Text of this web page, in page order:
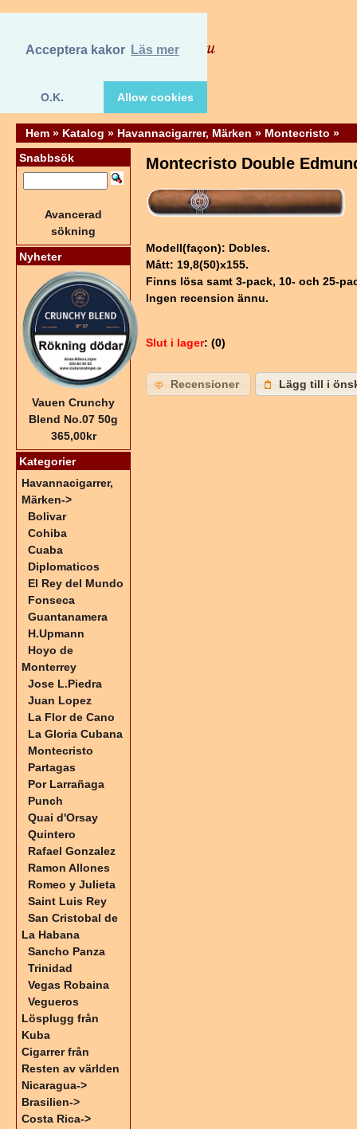
Acceptera kakor Läs mer
O.K. Allow cookies
Hem » Katalog » Havannacigarrer, Märken » Montecristo »
Montecristo Double
Modell(façon): Dobles.
Mått: 19,8(50)x155.
Finns lösa samt 3-pack, 10- och 25-
Ingen recension ännu.
Slut i lager: (0)
Recensioner Lägg till i
Snabbsök
Avancerad
sökning
Nyheter
Vauen Crunchy
Blend No.07 50g
365,00kr
Kategorier
Havannacigarrer,
Märken->
Bolivar
Cohiba
Cuaba
Diplomaticos
El Rey del Mundo
Fonseca
Guantanamera
H.Upmann
Hoyo de
Monterrey
Jose L.Piedra
Juan Lopez
La Flor de Cano
La Gloria Cubana
Montecristo
Partagas
Por Larrañaga
Punch
Quai d'Orsay
Quintero
Rafael Gonzalez
Ramon Allones
Romeo y Julieta
Saint Luis Rey
San Cristobal de
La Habana
Sancho Panza
Trinidad
Vegas Robaina
Vegueros
Lösplugg från
Kuba
Cigarrer från
Resten av världen
Nicaragua->
Brasilien->
Costa Rica->